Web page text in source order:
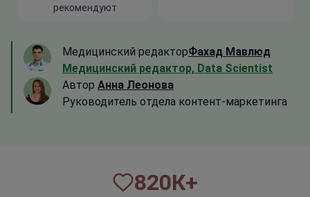
рекомендуют
Медицинский редакторФахад Мавлюд
Медицинский редактор, Data Scientist
Автор Анна Леонова
Руководитель отдела контент-маркетинга
820К+